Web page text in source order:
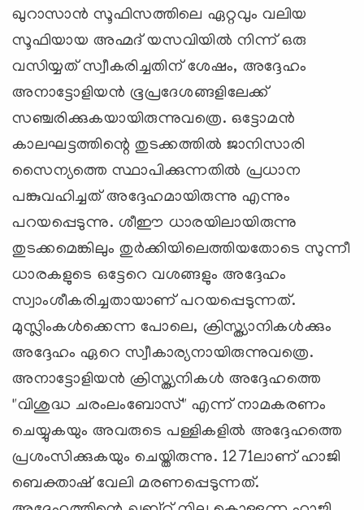
ഖുറാസാൻ സൂഫിസത്തിലെ ഏറ്റവും വലിയ
സൂഫിയായ അഹ്മദ് യസവിയിൽ നിന്ന് ഒരു
വസിയ്യത് സ്വീകരിച്ചതിന് ശേഷം, അദ്ദേഹം
അനാട്ടോളിയന്‍ ഭൂപ്രദേശങ്ങളിലേക്ക്
സഞ്ചരിക്കുകയായിരുന്നുവത്രെ. ഒട്ടോമൻ
കാലഘട്ടത്തിന്റെ തുടക്കത്തിൽ ജാനിസാരി
സൈന്യത്തെ സ്ഥാപിക്കുന്നതിൽ പ്രധാന
പങ്കുവഹിച്ചത് അദ്ദേഹമായിരുന്നു എന്നും
പറയപ്പെടുന്നു. ശീഈ ധാരയിലായിരുന്നു
തുടക്കമെങ്കിലും തുര്‍ക്കിയിലെത്തിയതോടെ സുന്നീ
ധാരകളുടെ ഒട്ടേറെ വശങ്ങളും അദ്ദേഹം
സ്വാംശീകരിച്ചതായാണ് പറയപ്പെടുന്നത്.
മുസ്ലിംകൾക്കെന്ന പോലെ, ക്രിസ്ത്യാനികൾക്കും
അദ്ദേഹം ഏറെ സ്വീകാര്യനായിരുന്നുവത്രെ.
അനാട്ടോളിയൻ ക്രിസ്ത്യനികൾ അദ്ദേഹത്തെ
"വിശുദ്ധ ചരംലംബോസ്" എന്ന് നാമകരണം
ചെയ്യുകയും അവരുടെ പള്ളികളിൽ അദ്ദേഹത്തെ
പ്രശംസിക്കുകയും ചെയ്തിരുന്നു. 1271ലാണ് ഹാജി
ബെക്താഷ് വേലി മരണപ്പെടുന്നത്.